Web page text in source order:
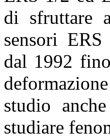
di sfruttare
sensori
dal 1992
studio
studiare